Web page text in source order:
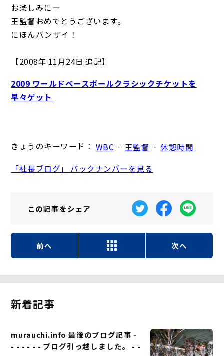
お楽しみにー
王監督おめでとうございます。
にほんバンザイ！
【2008年 11月24日 追記】
2009 ワールドベースボールクラシックチケットを
早々ゲット
きょうのキーワード： WBC - 王監督 - 休憩時間
「社長ブログ」 バックナンバーを見る
この記事をシェア
前へ 次へ
新着記事
murauchi.info 最後のブログ記事 -
- - - - - - ブログ引っ越しました。 - -